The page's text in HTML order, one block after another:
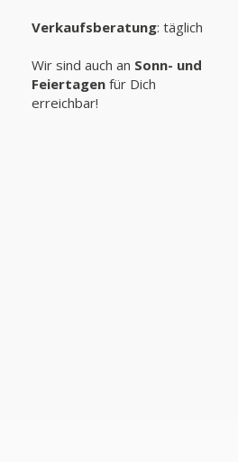
Verkaufsberatung: täglich
Wir sind auch an Sonn- und
Feiertagen für Dich
erreichbar!